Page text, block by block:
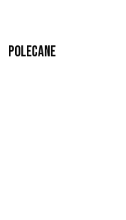
Polecane